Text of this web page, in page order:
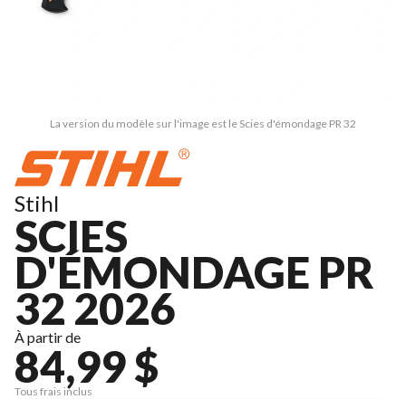
La version du modèle sur l'image est le Scies d'émondage PR 32
Stihl
SCIES
D'ÉMONDAGE PR
32 2026
À partir de
84,99 $
Tous frais inclus